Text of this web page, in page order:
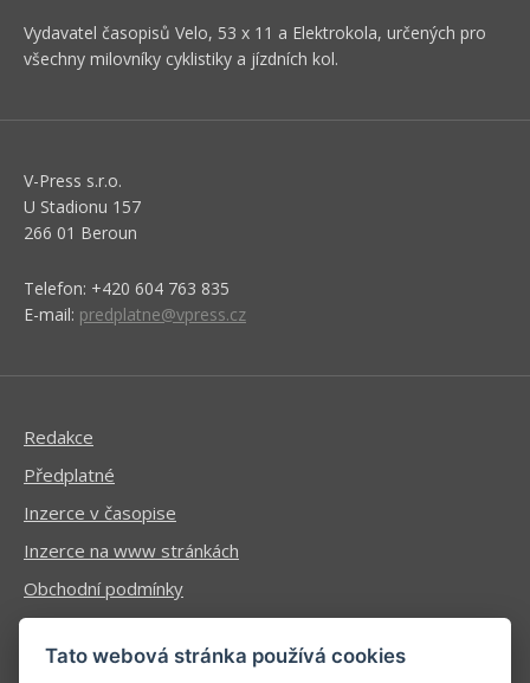
Vydavatel časopisů Velo, 53 x 11 a Elektrokola, určených pro
všechny milovníky cyklistiky a jízdních kol.
V-Press s.r.o.
U Stadionu 157
266 01 Beroun
Telefon: +420 604 763 835
E-mail: predplatne@vpress.cz
Redakce
Předplatné
Inzerce v časopise
Inzerce na www stránkách
Obchodní podmínky
Ochrana osobních údajů
Tato webová stránka používá cookies